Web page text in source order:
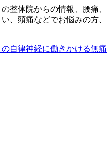
整体院からの情報、腰痛、
、頭痛などでお悩みの方、
自律神経に働きかける無痛